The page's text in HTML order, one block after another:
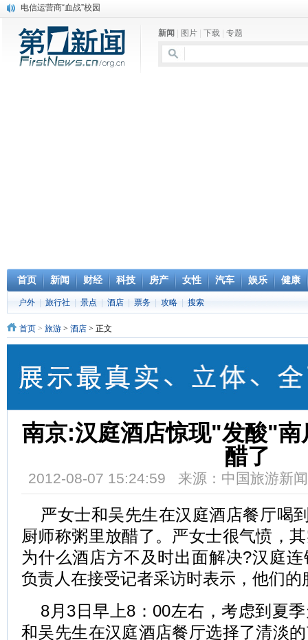
电信运营商“血战”校园
保健品也能吃出一身病? 康宝莱员工自揭多项家丑
煤价"跳水"电企利润"蹦高" 电煤联动亟待完善
苹果公司自建太阳能电厂为数据中心供电
新闻 图片 下载 专题
首页 新闻 财经 科技 房产 女性 汽车 娱乐 健康
户外 旅行社 景点 酒店 票务 攻略 搜索
首页 > 旅游 > 酒店 > 正文
南京:汉庭酒店惊现"发酸"南
醋了
2012-08-07 15:24:59 来源：中国旅游新
严女士和吴先生在汉庭酒店餐厅喝
厨师称粥里放醋了。严女士很气愤，
为什么酒店方不及时出面解决?汉庭
负责人在接受记者采访时表示，他们
8月3日早上8：00左右，考虑到夏
和吴先生在汉庭酒店餐厅选择了清淡